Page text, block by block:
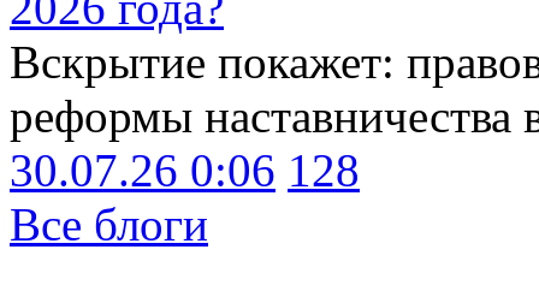
Вскрытие покажет:
реформы наставничества
30.07.26 0:06 128
Все блоги